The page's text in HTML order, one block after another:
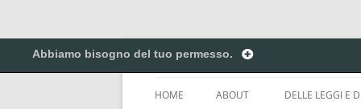
Vai
al
contenuto
Pontilex
HOME ABOUT DELLE LEGGI E
Abbiamo bisogno del tuo permesso.